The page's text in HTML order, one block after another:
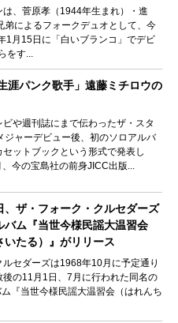
は、菅原孝（1944年生まれ）・進
弟によるフォークデュオとして、今
1月15日に「白いブランコ」でデビ
す...
涯パンク歌手」遠藤ミチロウの
や週刊誌にまで伝わったザ・スタ
ジャーデビュー後、初のソロアルバ
セットブックという形式で発表し
今の宝島社の前身JICC出版...
、ザ・フォーク・クルセダーズ
バム『当世今様民謡大温習会
いたる）』がリリース
セダーズは1968年10月に予定通り
後の11月1日、7月に行われた同名の
『当世今様民謡大温習会（はれんち